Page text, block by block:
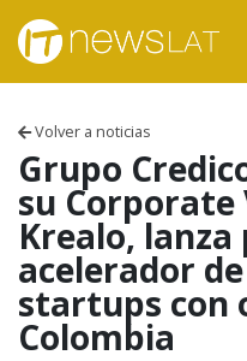
Skip to content
Volver a noticias
Grupo
su
Krealo,
acelerador
startups con
Colombia